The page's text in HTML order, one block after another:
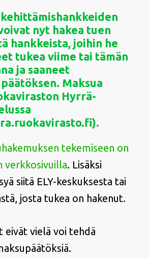
nyt hakea tuen
hankkeista, joihin he
tukea viime tai tämän
ja saaneet
Maksua
Hyrrä-
tekemiseen on
verkkosivuilla. Lisäksi
siitä ELY-keskuksesta tai
josta tukea on hakenut.
eivät vielä voi tehdä